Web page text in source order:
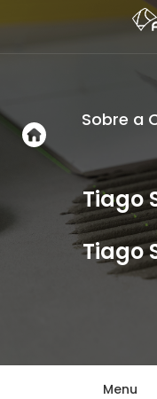
Sobre a
Tiago
Tiago
Menu